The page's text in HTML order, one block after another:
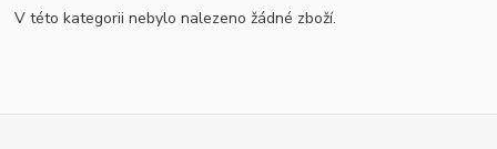
V této kategorii nebylo nalezeno žádné zboží.